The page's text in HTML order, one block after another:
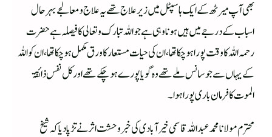
بھی آپ میرٹھ کے ایک ہاسپٹل میں زیر علاج تھے یہ علاج و معالجے بہرحال
اسباب کے درجے میں ہیں ہونا وہی ہے جو اللہ تبارک و تعالی کا فیصلہ ہے حضرت
رحمہ اللہ کا وقت پورا ہو چکا تھا ، ان کی حیات مستعار کا ورق مکمل ہو چکا تھا، ان کو اللہ
کے یہاں سے جو سانس ملے تھے وہ گویا پورے ہو چکے تھے اور کل نفس ذائقۃ
الموت کا فرمان باری پورا ہوا۔
محترم مولانا محمد عبداللہ قاسمی خیر آبادی کی خبر وحشت اثر نے تڑپا دیا کہ شیخ